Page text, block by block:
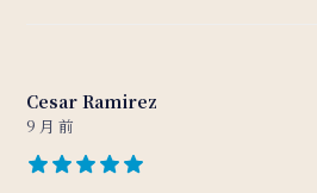
Cesar Ramirez
9 月 前